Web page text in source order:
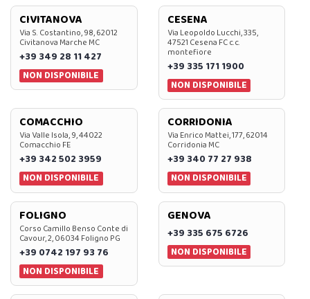
CIVITANOVA
Via S. Costantino, 98, 62012
Civitanova Marche MC
+39 349 28 11 427
NON DISPONIBILE
CESENA
Via Leopoldo Lucchi, 335,
47521 Cesena FC c.c.
montefiore
+39 335 171 1900
NON DISPONIBILE
COMACCHIO
Via Valle Isola, 9, 44022
Comacchio FE
+39 342 502 3959
NON DISPONIBILE
CORRIDONIA
Via Enrico Mattei, 177, 62014
Corridonia MC
+39 340 77 27 938
NON DISPONIBILE
FOLIGNO
Corso Camillo Benso Conte di
Cavour, 2, 06034 Foligno PG
+39 0742 197 93 76
NON DISPONIBILE
GENOVA
+39 335 675 6726
NON DISPONIBILE